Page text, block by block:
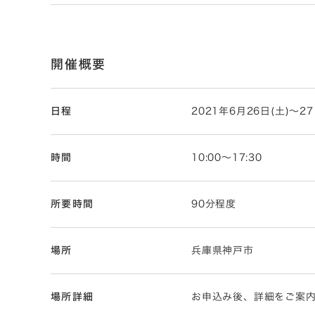
開催概要
日程 2021年6月26日(土)～27
時間 10:00～17:30
所要時間 90分程度
場所 兵庫県神戸市
場所詳細 お申込み後、詳細をご案内